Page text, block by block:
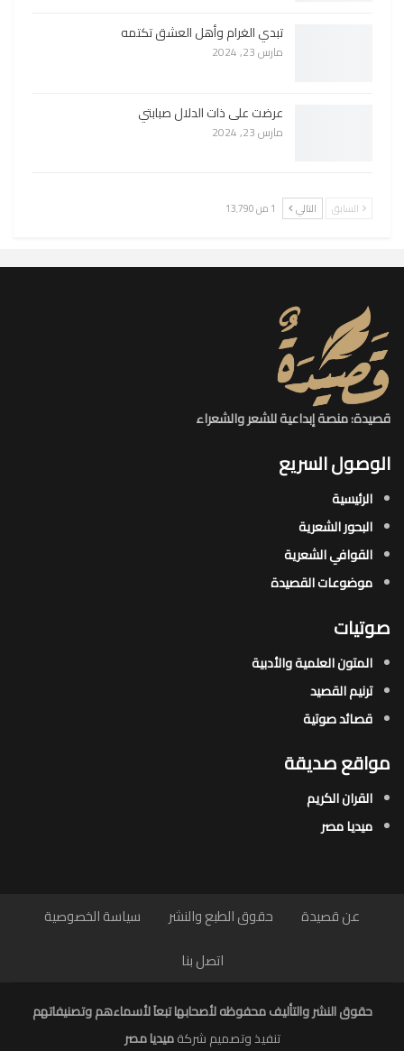
تبدي الغرام وأهل العشق تكتمه
مارس 23, 2024
عرضت على ذات الدلال صبابتي
مارس 23, 2024
السابق التالي 1 من 13٬790
قصيدة: منصة إبداعية للشعر والشعراء
الوصول السريع
الرئيسية
البحور الشعرية​
القوافي الشعرية​
موضوعات القصيدة​
صوتيات
المتون العلمية والأدبية
ترنيم القصيد
قصائد صوتية
مواقع صديقة
القران الكريم
ميديا مصر
عن قصيدة حقوق الطبع والنشر
سياسة الخصوصية
اتصل بنا
حقوق النشر والتأليف محفوظه لأصحابها تبعاَ لأسماءهم وتصنيفاتهم
تنفيذ وتصميم شركةميديا مصر